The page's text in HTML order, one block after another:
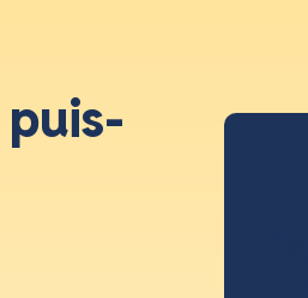
puis-